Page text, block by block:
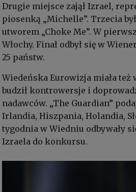
Drugie miejsce zajął Izrael,
piosenką „Michelle”. Trzecia
utworem „Choke Me”. W
Włochy. Finał odbył się w
25 państw.
Wiedeńska Eurowizja miała
budził kontrowersje i
nadawców. „The Guardian”
Irlandia, Hiszpania, Holandia,
tygodnia w Wiedniu odbywały
Izraela do konkursu.